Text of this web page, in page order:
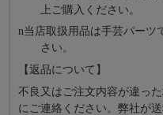
上ご購入ください。
n当店取扱用品は⼿芸パーツ
さい。
【返品について】
不良又はご注文内容が違っ
にご連絡ください。弊社が